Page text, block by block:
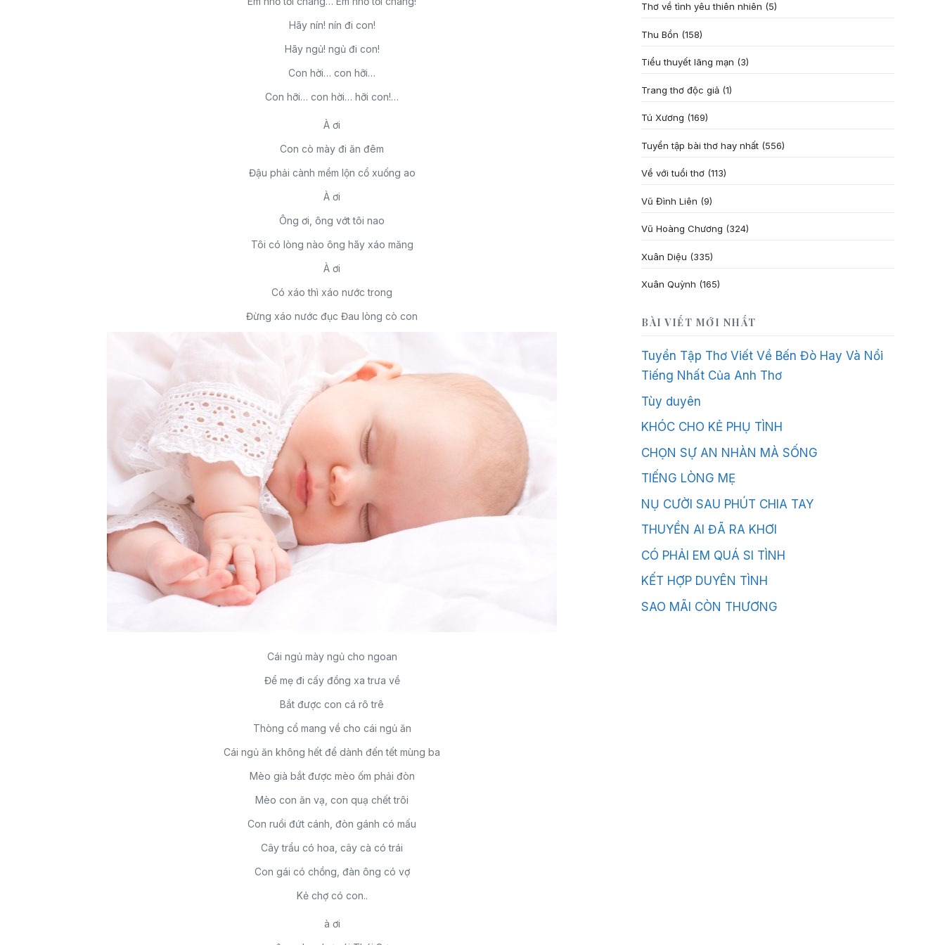
Hãy nín! nín đi con!
Hãy ngủ! ngủ đi con!
Con hời… con hỡi…
Con hỡi… con hời… hỡi con!…
À ơi
Con cò mày đi ăn đêm
Đậu phải cành mềm lộn cổ xuống ao
À ơi
Ông ơi, ông vớt tôi nao
Tôi có lòng nào ông hãy xáo măng
À ơi
Có xáo thì xáo nước trong
Đừng xáo nước đục Đau lòng cò con
Cái ngủ mày ngủ cho ngoan
Để mẹ đi cấy đồng xa trưa về
Bắt được con cá rô trê
Thòng cổ mang về cho cái ngủ ăn
Cái ngủ ăn không hết để dành đến tết mùng ba
Mèo già bắt được mèo ốm phải đòn
Mèo con ăn vạ, con quạ chết trôi
Con ruồi đứt cánh, đòn gánh có mấu
Cây trẩu có hoa, cây cà có trái
Con gái có chồng, đàn ông có vợ
Kẻ chợ có con..
à ơi
Thơ về tình yêu thiên nhiên (5)
Thu Bồn (158)
Tiểu thuyết lãng mạn (3)
Trang thơ độc giả (1)
Tú Xương (169)
Tuyển tập bài thơ hay nhất (556)
Về với tuổi thơ (113)
Vũ Đình Liên (9)
Vũ Hoàng Chương (324)
Xuân Diệu (335)
Xuân Quỳnh (165)
BÀI VIẾT MỚI NHẤT
Tuyển Tập Thơ Viết Về Bến Đò Hay Và Nổi
Tiếng Nhất Của Anh Thơ
Tùy duyên
KHÓC CHO KẺ PHỤ TÌNH
CHỌN SỰ AN NHÀN MÀ SỐNG
TIẾNG LÒNG MẸ
NỤ CƯỜI SAU PHÚT CHIA TAY
THUYỀN AI ĐÃ RA KHƠI
CÓ PHẢI EM QUÁ SI TÌNH
KẾT HỢP DUYÊN TÌNH
SAO MÃI CÒN THƯƠNG